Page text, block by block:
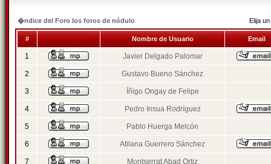
�ndice del Foro los foros de nódulo Elija
# Nombre de Usuario Email
1 Javier Delgado Palomar
2 Gustavo Bueno Sánchez
3 Íñigo Ongay de Felipe
4 Pedro Insua Rodríguez
5 Pablo Huerga Melcón
6 Atilana Guerrero Sánchez
7 Montserrat Abad Ortiz